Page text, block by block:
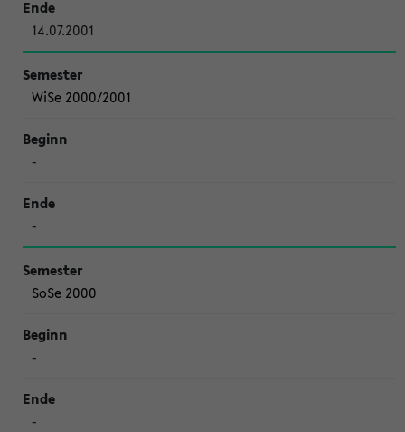
14.07.2001
WiSe 2000/2001
-
-
SoSe 2000
-
-